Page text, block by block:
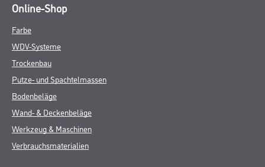
Online-Shop
Farbe
WDV-Systeme
Trockenbau
Putze- und Spachtelmassen
Bodenbeläge
Wand- & Deckenbeläge
Werkzeug & Maschinen
Verbrauchsmaterialien